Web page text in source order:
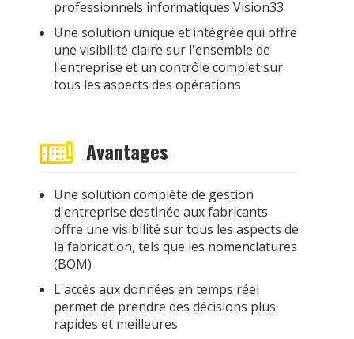
professionnels informatiques Vision33
Une solution unique et intégrée qui offre
une visibilité claire sur l'ensemble de
l'entreprise et un contrôle complet sur
tous les aspects des opérations
Avantages
Une solution complète de gestion
d'entreprise destinée aux fabricants
offre une visibilité sur tous les aspects de
la fabrication, tels que les nomenclatures
(BOM)
L'accès aux données en temps réel
permet de prendre des décisions plus
rapides et meilleures